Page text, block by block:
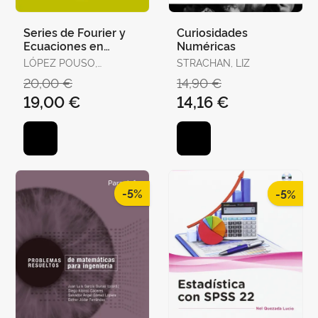
Series de Fourier y
Ecuaciones en
Derivadas Parciales
LÓPEZ POUSO,
20,00 €
19,00 €
Curiosidades
Numéricas
STRACHAN, LIZ
14,90 €
14,16 €
-5% -5%